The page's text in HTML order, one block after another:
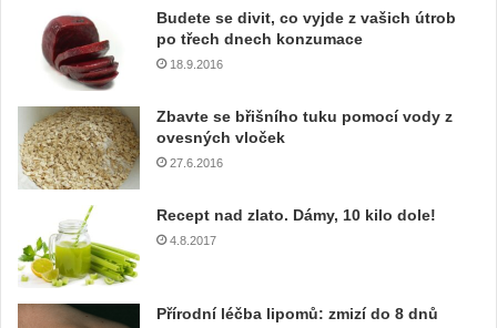
l
o
v
o
d
r
Budete se divit, co vyjde z vašich útrob
po třech dnech konzumace
18.9.2016
Zbavte se břišního tuku pomocí vody z
ovesných vloček
27.6.2016
Recept nad zlato. Dámy, 10 kilo dole!
4.8.2017
Přírodní léčba lipomů: zmizí do 8 dnů